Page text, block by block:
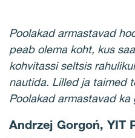
Poolakad armastavad
peab olema koht, kus
kohvitassi seltsis
nautida. Lilled ja taimed
Poolakad armastavad ka
Andrzej Gorgoń, YIT